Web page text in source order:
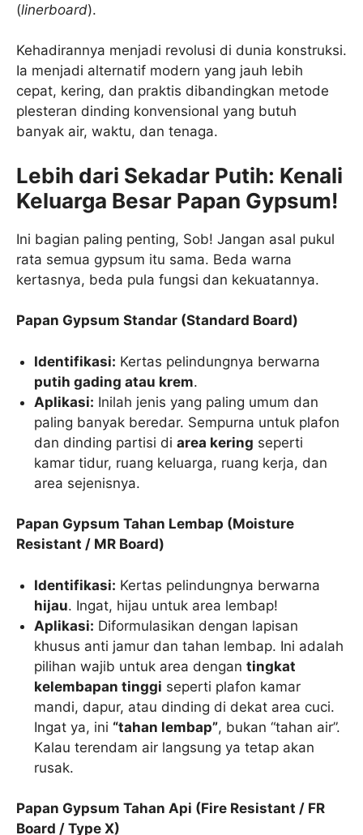
(linerboard).
Kehadirannya menjadi revolusi di dunia konstruksi.
Ia menjadi alternatif modern yang jauh lebih
cepat, kering, dan praktis dibandingkan metode
plesteran dinding konvensional yang butuh
banyak air, waktu, dan tenaga.
Lebih dari Sekadar Putih: Kenali
Keluarga Besar Papan Gypsum!
Ini bagian paling penting, Sob! Jangan asal pukul
rata semua gypsum itu sama. Beda warna
kertasnya, beda pula fungsi dan kekuatannya.
Papan Gypsum Standar (Standard Board)
Identifikasi: Kertas pelindungnya berwarna
putih gading atau krem.
Aplikasi: Inilah jenis yang paling umum dan
paling banyak beredar. Sempurna untuk plafon
dan dinding partisi diarea kering seperti
kamar tidur, ruang keluarga, ruang kerja, dan
area sejenisnya.
Papan Gypsum Tahan Lembap (Moisture
Resistant / MR Board)
Identifikasi: Kertas pelindungnya berwarna
hijau. Ingat, hijau untuk area lembap!
Aplikasi: Diformulasikan dengan lapisan
khusus anti jamur dan tahan lembap. Ini adalah
pilihan wajib untuk area dengantingkat
kelembapan tinggi seperti plafon kamar
mandi, dapur, atau dinding di dekat area cuci.
Ingat ya, ini “tahan lembap”, bukan “tahan air”.
Kalau terendam air langsung ya tetap akan
rusak.
Papan Gypsum Tahan Api (Fire Resistant / FR
Board / Type X)